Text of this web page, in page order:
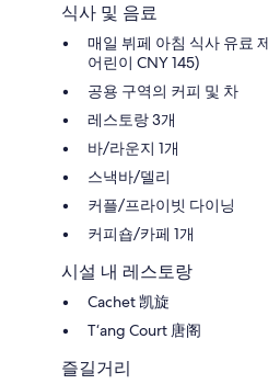
식사 및 음료
매일 뷔페 아침 식사 유료
어린이 CNY 145)
공용 구역의 커피 및 차
레스토랑 3개
바/라운지 1개
스낵바/델리
커플/프라이빗 다이닝
커피숍/카페 1개
시설 내 레스토랑
Cachet 凯旋
T‘ang Court 唐阁
즐길거리